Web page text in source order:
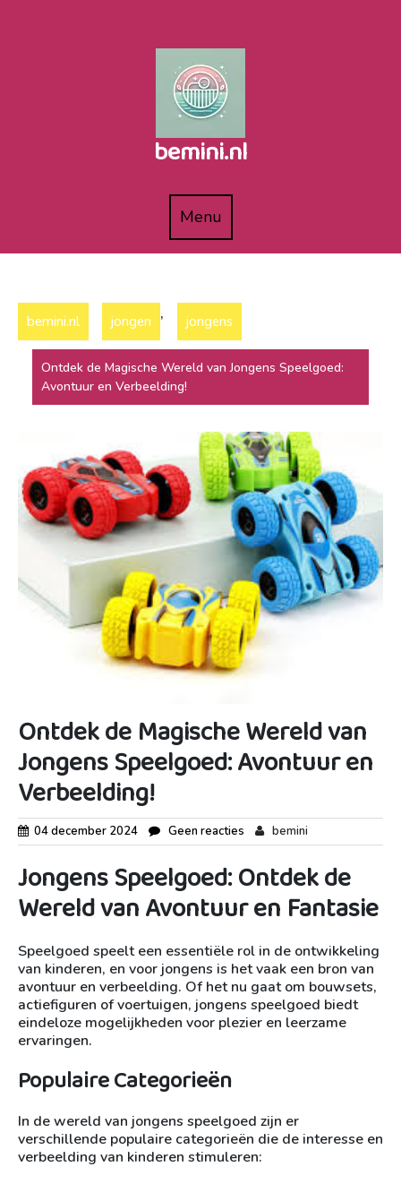
bemini.nl
MenuMenu
bemini.nl jongen , jongens
Ontdek de Magische Wereld van Jongens Speelgoed:
Avontuur en Verbeelding!
Ontdek de Magische Wereld van
Jongens Speelgoed: Avontuur en
Verbeelding!
04 december 2024 Geen reacties bemini
Jongens Speelgoed: Ontdek de
Wereld van Avontuur en Fantasie
Speelgoed speelt een essentiële rol in de ontwikkeling
van kinderen, en voor jongens is het vaak een bron van
avontuur en verbeelding. Of het nu gaat om bouwsets,
actiefiguren of voertuigen, jongens speelgoed biedt
eindeloze mogelijkheden voor plezier en leerzame
ervaringen.
Populaire Categorieën
In de wereld van jongens speelgoed zijn er
verschillende populaire categorieën die de interesse en
verbeelding van kinderen stimuleren: